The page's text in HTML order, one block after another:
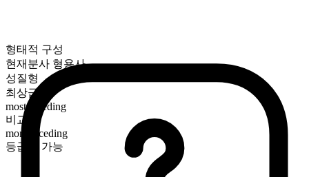
형태적 구성
현재분사 형용사
성질형
최상급
most receding
비교급
more receding
등급화 가능